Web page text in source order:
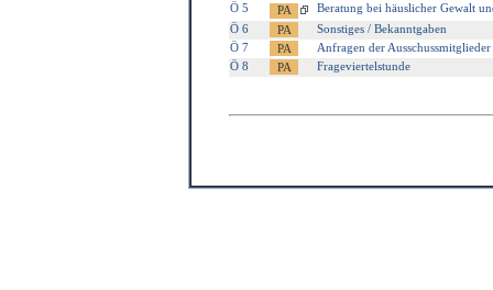
Ö 5
Beratung bei häuslicher Gewalt
Ö 6
Sonstiges / Bekanntgaben
Ö 7
Anfragen der Ausschussmitglieder
Ö 8
Frageviertelstunde